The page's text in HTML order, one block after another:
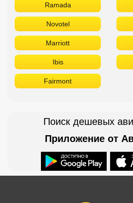
Sheraton
Ramada
Novotel
Marriott
Ibis
Поиск дешевых
Приложение от